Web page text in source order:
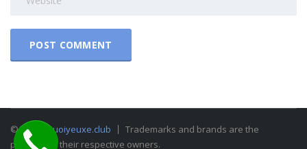
© 2015 Nguoiyeuxe.club
Trademarks and brands are the
property of their respective owners.